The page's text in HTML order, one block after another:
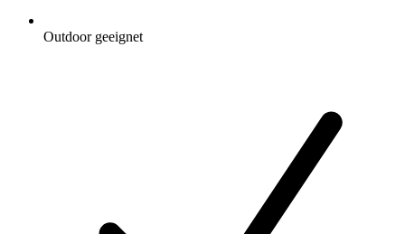
Outdoor geeignet